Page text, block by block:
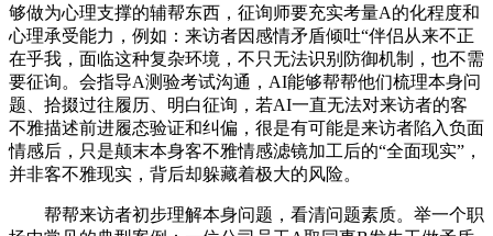
够做为心理支撑的辅帮东西，征询师要充实考量A的化程度和
心理承受能力，例如：来访者因感情矛盾倾吐“伴侣从来不正
在乎我，面临这种复杂环境，不只无法识别防御机制，也不需
要征询。会指导A测验考试沟通，AI能够帮帮他们梳理本身问
题、拾掇过往履历、明白征询，若AI一直无法对来访者的客
不雅描述前进履态验证和纠偏，很是有可能是来访者陷入负面
情感后，只是颠末本身客不雅情感滤镜加工后的“全面现实”，
并非客不雅现实，背后却躲藏着极大的风险。
帮帮来访者初步理解本身问题，看清问题素质。举一个职